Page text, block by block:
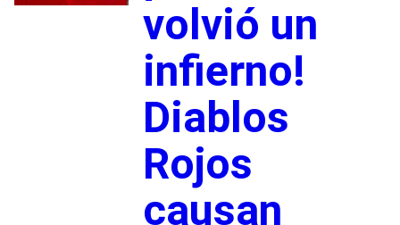
volvió un
infierno!
Diablos
Rojos
causan